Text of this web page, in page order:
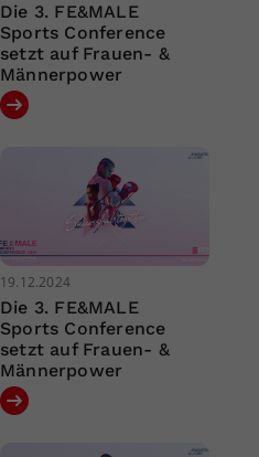
Die 3. FE&MALE
Sports Conference
setzt auf Frauen- &
Männerpower
19.12.2024
Die 3. FE&MALE
Sports Conference
setzt auf Frauen- &
Männerpower